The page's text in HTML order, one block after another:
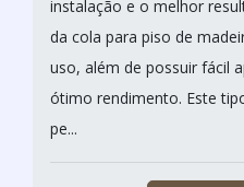
instalação e o melhor
da cola para piso de
uso, além de possuir fácil
ótimo rendimento. Este
pe...